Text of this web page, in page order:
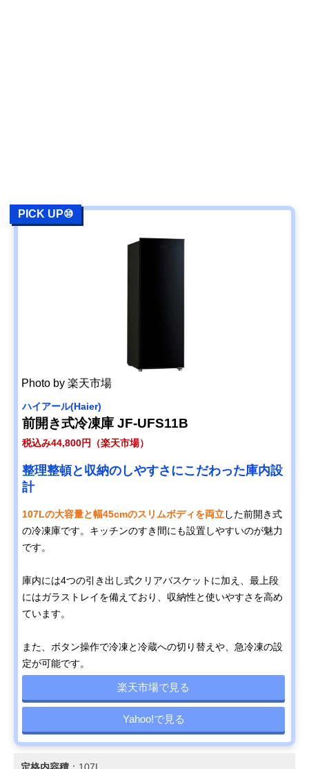
PICK UP⑩
Photo by 楽天市場
ハイアール(Haier)
前開き式冷凍庫 JF-UFS11B
税込み44,800円（楽天市場）
整理整頓と収納のしやすさにこだわった庫内設
計
107Lの大容量と幅45cmのスリムボディを両立した前開き式
の冷凍庫です。キッチンのすき間にも設置しやすいのが魅力
です。
庫内には4つの引き出し式クリアバスケットに加え、最上段
にはガラストレイを備えており、収納性と使いやすさを高め
ています。
また、ボタン操作で冷凍と冷蔵への切り替えや、急冷凍の設
定が可能です。
楽天市場で見る
Yahoo!で見る
定格内容積 ：107L